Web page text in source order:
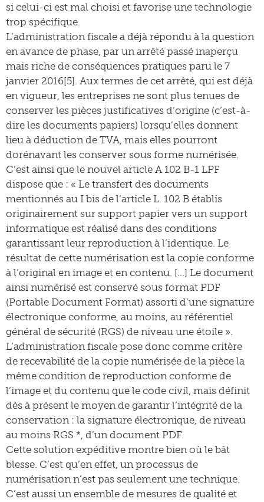
si celui-ci est mal choisi et favorise une technologie
trop spécifique.
L’administration fiscale a déjà répondu à la question
en avance de phase, par un arrêté passé inaperçu
mais riche de conséquences pratiques paru le 7
janvier 2016[5]. Aux termes de cet arrêté, qui est déjà
en vigueur, les entreprises ne sont plus tenues de
conserver les pièces justificatives d’origine (c’est-à-
dire les documents papiers) lorsqu’elles donnent
lieu à déduction de TVA, mais elles pourront
dorénavant les conserver sous forme numérisée.
C’est ainsi que le nouvel article A 102 B-1 LPF
dispose que : « Le transfert des documents
mentionnés au I bis de l’article L. 102 B établis
originairement sur support papier vers un support
informatique est réalisé dans des conditions
garantissant leur reproduction à l’identique. Le
résultat de cette numérisation est la copie conforme
à l’original en image et en contenu. […] Le document
ainsi numérisé est conservé sous format PDF
(Portable Document Format) assorti d’une signature
électronique conforme, au moins, au référentiel
général de sécurité (RGS) de niveau une étoile ».
L’administration fiscale pose donc comme critère
de recevabilité de la copie numérisée de la pièce la
même condition de reproduction conforme de
l’image et du contenu que le code civil, mais définit
dès à présent le moyen de garantir l’intégrité de la
conservation : la signature électronique, de niveau
au moins RGS *, d’un document PDF.
Cette solution expéditive montre bien où le bât
blesse. C’est qu’en effet, un processus de
numérisation n’est pas seulement une technique.
C’est aussi un ensemble de mesures de qualité et